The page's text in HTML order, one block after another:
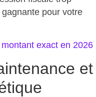
pour votre
exact en 2026
et